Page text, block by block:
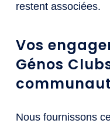
restent associées.
Vos
Génos
Nous fournissons